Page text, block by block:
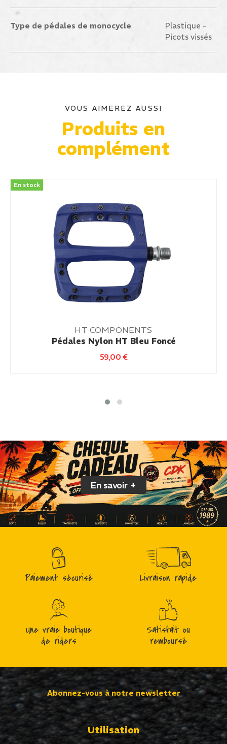
Type de pédales de monocycle
Plastique -
Picots vissés
VOUS AIMEREZ AUSSI
Produits en
complément
En stock
HT COMPONENTS
Pédales Nylon HT Bleu Foncé
59,00€
En savoir +
Paiement sécurisé Livraison rapide
Une vraie boutique
de riders
Satisfait ou
remboursé
Abonnez-vous à notre newsletter
Utilisation